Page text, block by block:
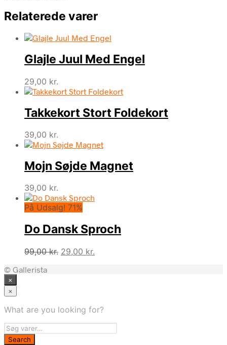
Relaterede varer
Glajle Juul Med Engel
29,00 kr.
Takkekort Stort Foldekort
39,00 kr.
Mojn Søjde Magnet
39,00 kr.
På Udsalg! 71%
Do Dansk Sproch
99,00kr. Den
29,00 kr.
© Gallerista
×
×
What are you looking for?